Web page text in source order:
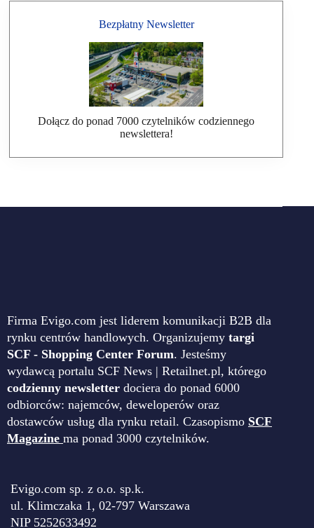
Bezpłatny Newsletter
Dołącz do ponad 7000 czytelników codziennego
newslettera!
Firma Evigo.com jest liderem komunikacji B2B dla
rynku centrów handlowych. Organizujemy targi
SCF - Shopping Center Forum. Jesteśmy
wydawcą portalu SCF News | Retailnet.pl, którego
codzienny newsletter dociera do ponad 6000
odbiorców: najemców, deweloperów oraz
dostawców usług dla rynku retail. Czasopismo SCF
Magazine ma ponad 3000 czytelników.
Evigo.com sp. z o.o. sp.k.
ul. Klimczaka 1, 02-797 Warszawa
NIP 5252633492